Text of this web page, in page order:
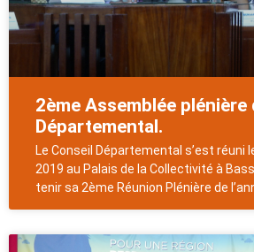
2ème Assemblée plénière
Départemental.
Le Conseil Départemental s’est réuni
2019 au Palais de la Collectivité à
tenir sa 2ème Réunion Plénière de